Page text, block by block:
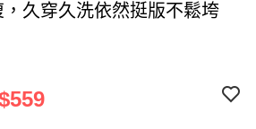
久穿久洗依然挺版不鬆垮